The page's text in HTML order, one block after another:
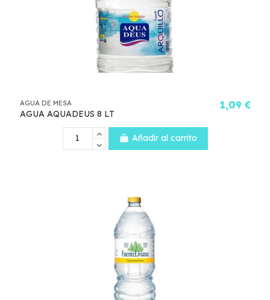
AGUA DE MESA
AGUA AQUADEUS 8 LT
1,09 €
Añadir al carrito